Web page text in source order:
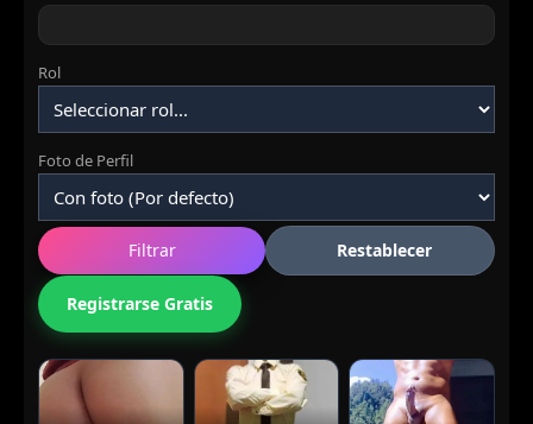
Rol
Foto de Perfil
Filtrar Restablecer
Registrarse Gratis